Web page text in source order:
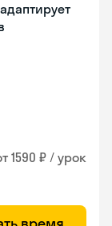
1590 ₽ / урок